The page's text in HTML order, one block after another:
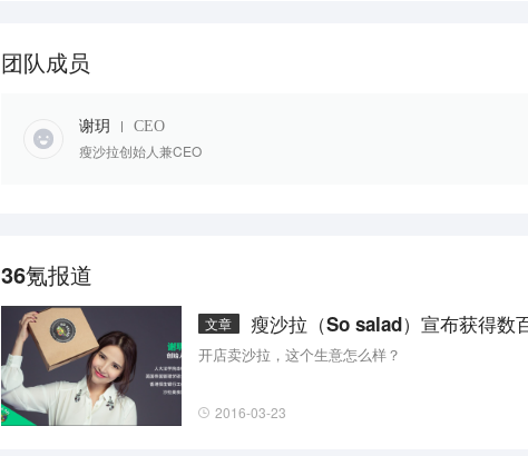
团队成员
谢玥 CEO
瘦沙拉创始人兼CEO
36氪报道
文章
开店卖沙拉，这个生意怎么样？
2016-03-23